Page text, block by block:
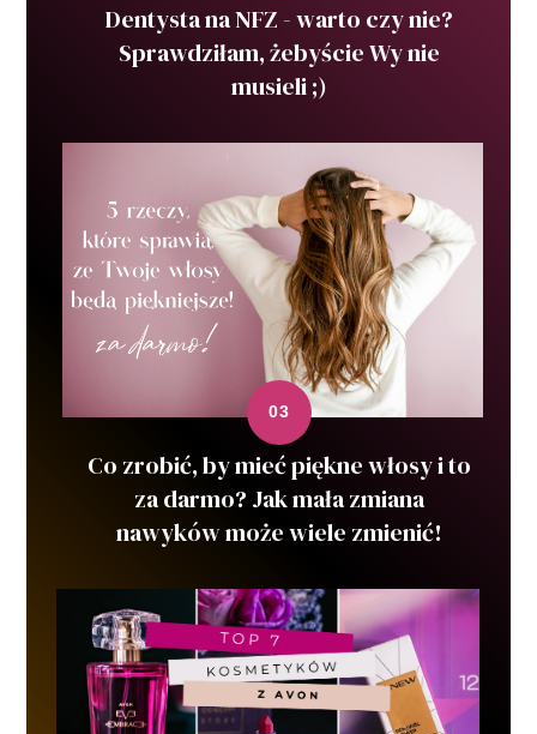
Dentysta na NFZ - warto czy nie?
Sprawdziłam, żebyście Wy nie
musieli ;)
Co zrobić, by mieć piękne włosy i to
za darmo? Jak mała zmiana
nawyków może wiele zmienić!